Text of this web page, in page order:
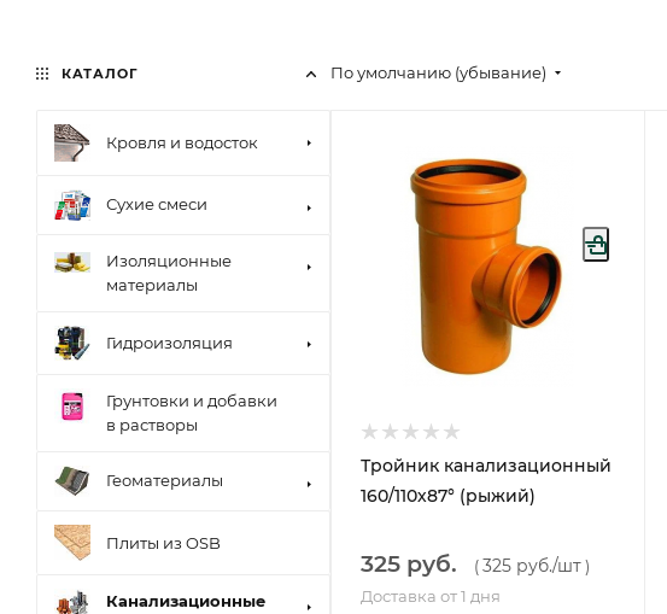
По умолчанию (убывание)
Тройник канализационный
160/110х87° (рыжий)
325 руб. (325 руб./шт)
Доставка от 1 дня
КАТАЛОГ
Кровля и водосток
Сухие смеси
Изоляционные
материалы
Гидроизоляция
Грунтовки и добавки
в растворы
Геоматериалы
Плиты из OSB
Канализационные